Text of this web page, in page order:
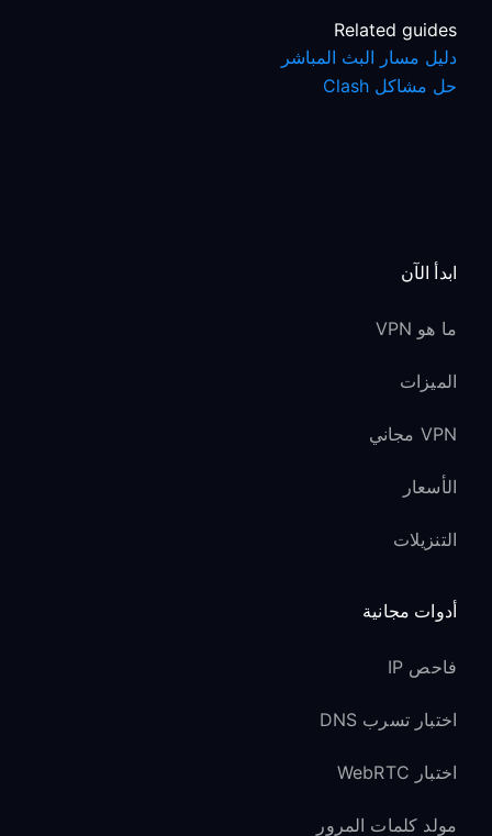
Related guides
دليل مسار البث المباشر
حل مشاكل Clash
ابدأ الآن
ما هو VPN
الميزات
VPN مجاني
الأسعار
التنزيلات
أدوات مجانية
فاحص IP
اختبار تسرب DNS
اختبار WebRTC
مولد كلمات المرور